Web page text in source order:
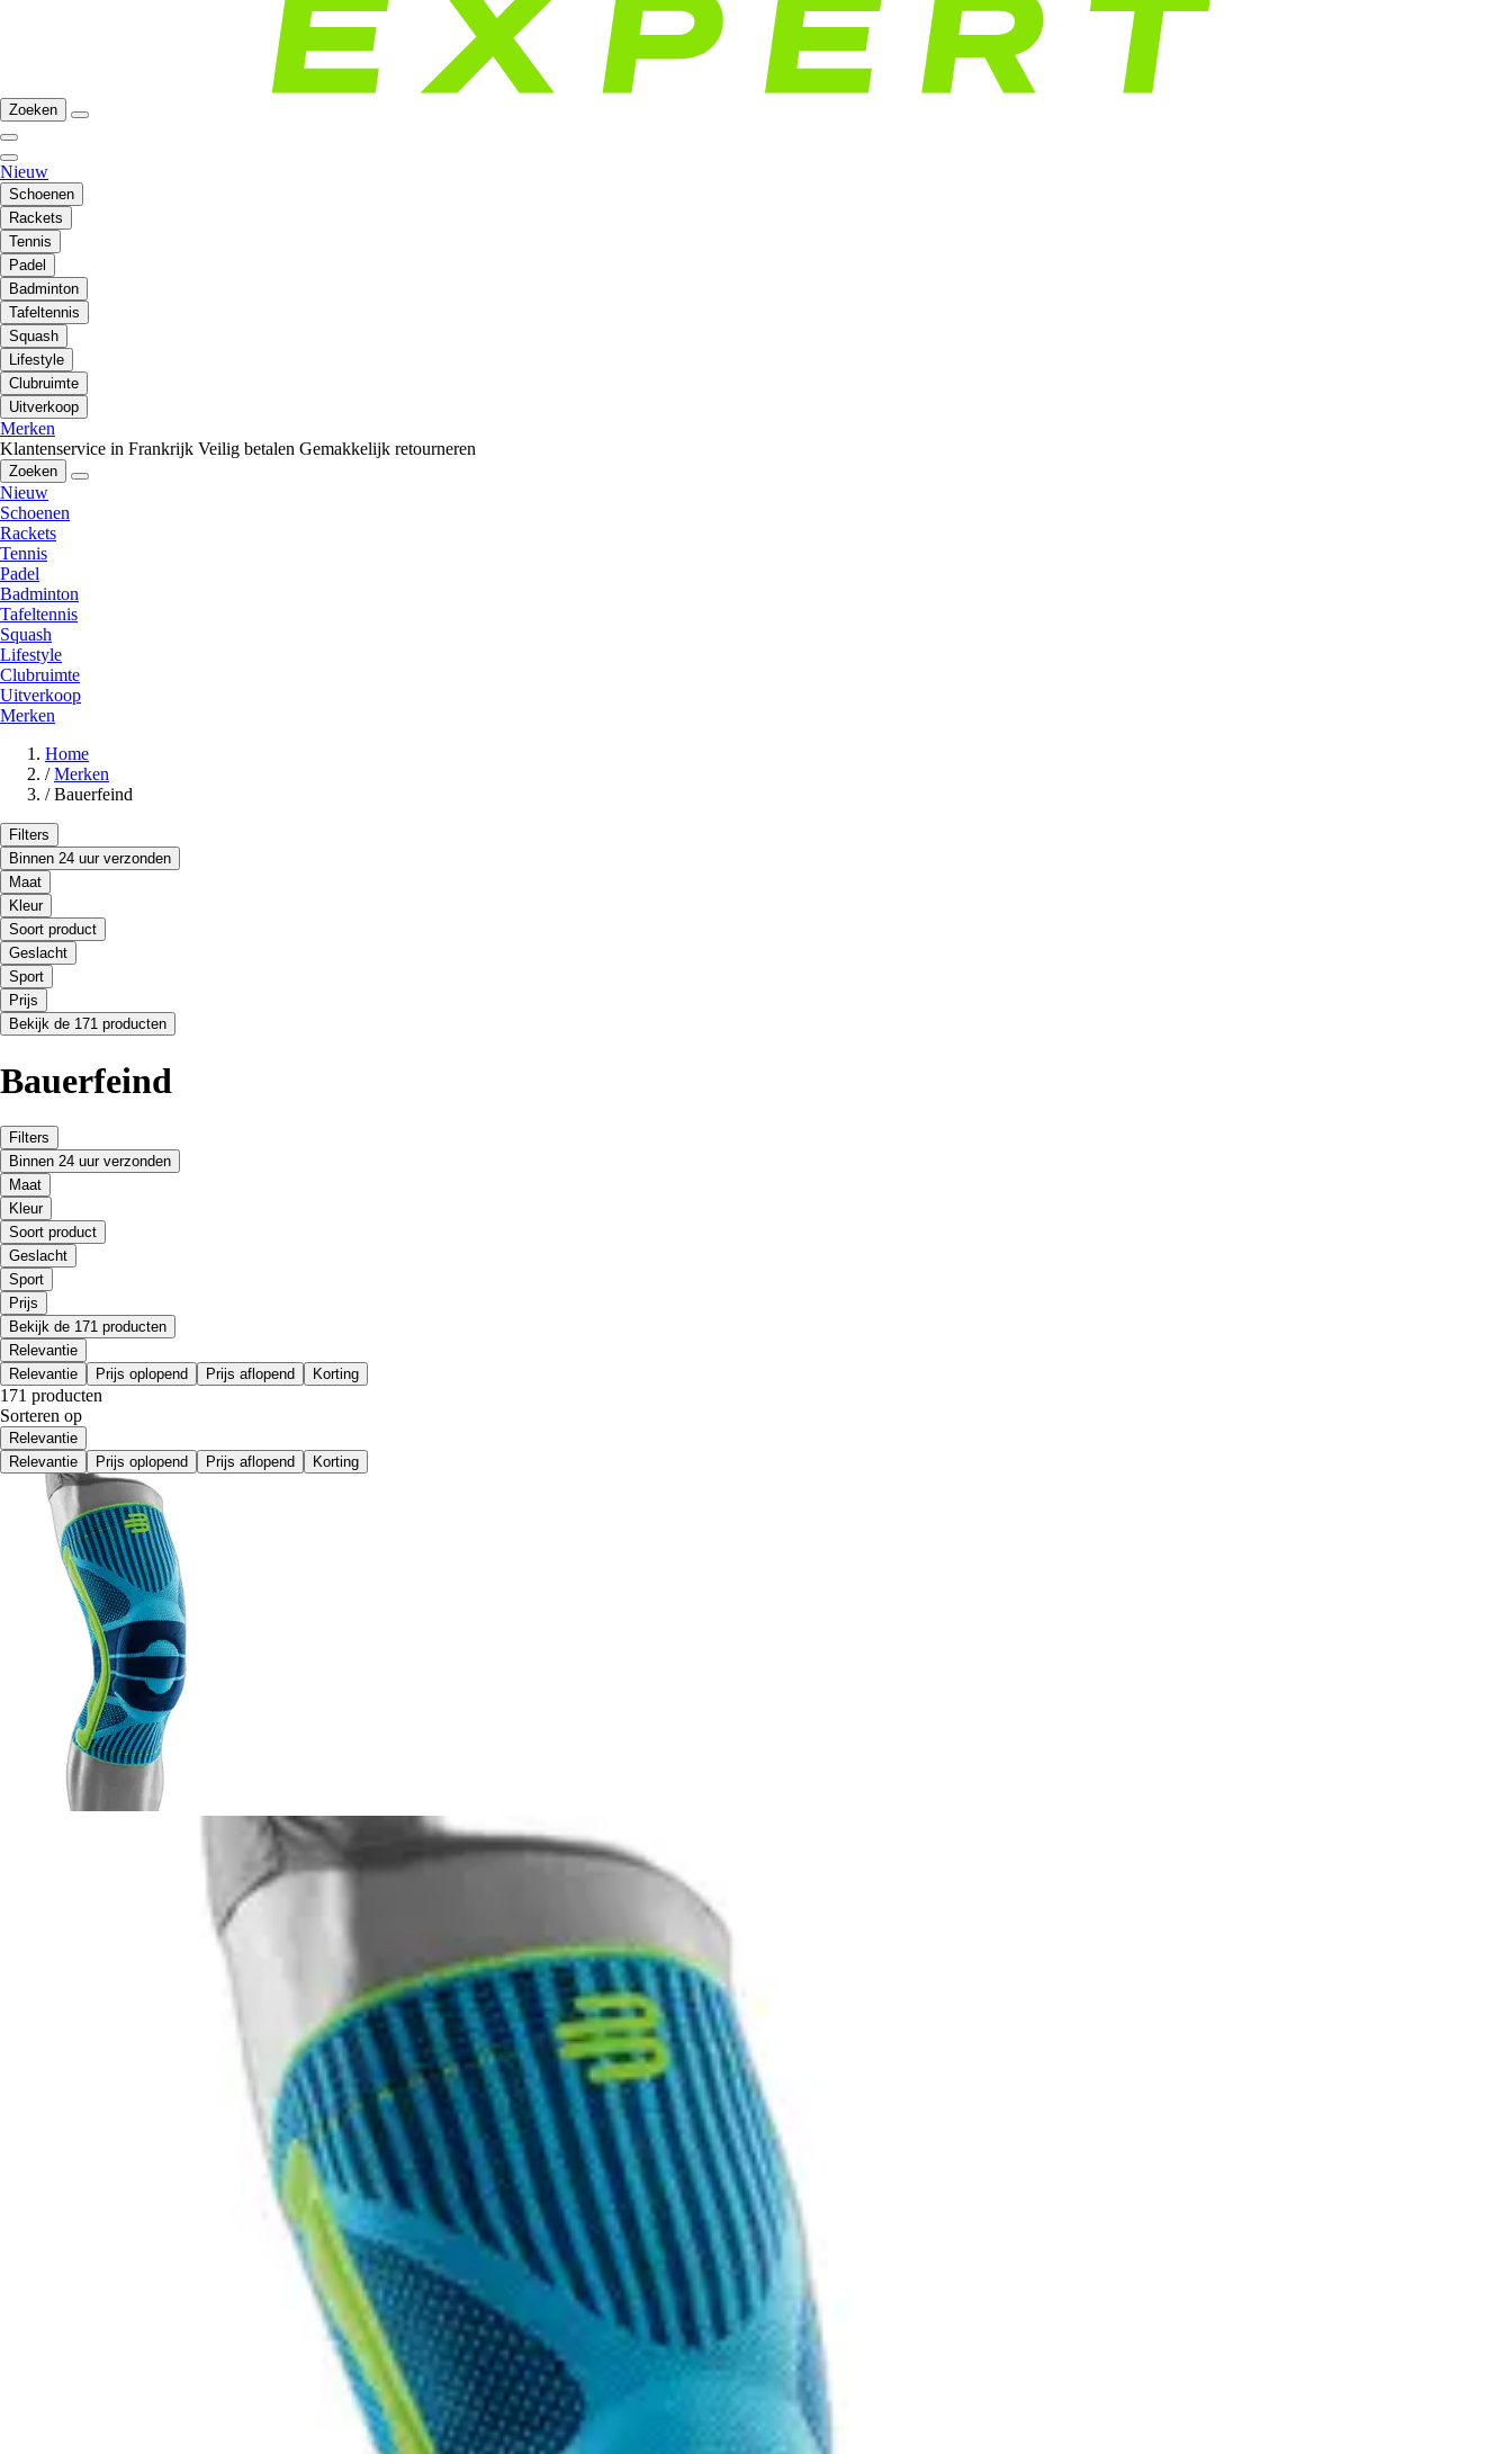
Zoeken
Nieuw
Schoenen
Rackets
Tennis
Padel
Badminton
Tafeltennis
Squash
Lifestyle
Clubruimte
Uitverkoop
Merken
Klantenservice in Frankrijk Veilig betalen Gemakkelijk retourneren
Zoeken
Nieuw
Schoenen
Rackets
Tennis
Padel
Badminton
Tafeltennis
Squash
Lifestyle
Clubruimte
Uitverkoop
Merken
Home
/ Merken
/ Bauerfeind
Filters
Binnen 24 uur verzonden
Maat
Kleur
Soort product
Geslacht
Sport
Prijs
Bekijk de 171 producten
Bauerfeind
Filters
Binnen 24 uur verzonden
Maat
Kleur
Soort product
Geslacht
Sport
Prijs
Bekijk de 171 producten
Relevantie
Relevantie
Prijs oplopend Prijs aflopend Korting
171 producten
Sorteren op
Relevantie
Relevantie
Prijs oplopend Prijs aflopend Korting